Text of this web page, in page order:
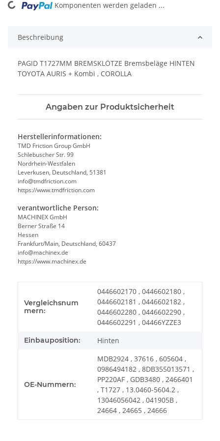
Loading... Komponenten werden geladen ...
Beschreibung
PAGID T1727MM BREMSKLÖTZE Bremsbeläge HINTEN
TOYOTA AURIS + Kombi , COROLLA
Angaben zur Produktsicherheit
Herstellerinformationen:
TMD Friction Group GmbH
Schlebuscher Str. 99
Nordrhein-Westfalen
Leverkusen, Deutschland, 51381
info@tmdfriction.com
https://www.tmdfriction.com
verantwortliche Person:
MACHINEX GmbH
Berner Straße 14
Hessen
Frankfurt/Main, Deutschland, 60437
info@machinex.de
https://www.machinex.de
Vergleichsnum
mern:
0446602170 , 0446602180 ,
0446602181 , 0446602182 ,
0446602280 , 0446602290 ,
0446602291 , 04466YZZE3
Einbauposition: Hinten
OE-Nummern:
MDB2924 , 37616 , 605604 ,
0986494182 , 8DB355013571 ,
PP220AF , GDB3480 , 2466401
, T1727 , 13.0460-5604.2 ,
13046056042 , 041905B ,
24664 , 24665 , 24666